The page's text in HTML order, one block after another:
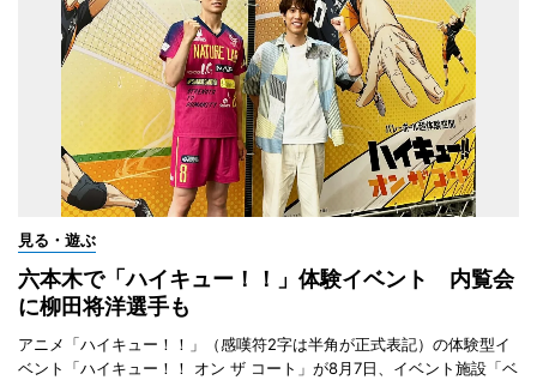
見る・遊ぶ
六本木で「ハイキュー！！」体験イベント 内覧会
に柳田将洋選手も
アニメ「ハイキュー！！」（感嘆符2字は半角が正式表記）の体験型イ
ベント「ハイキュー！！ オン ザ コート」が8月7日、イベント施設「ベ